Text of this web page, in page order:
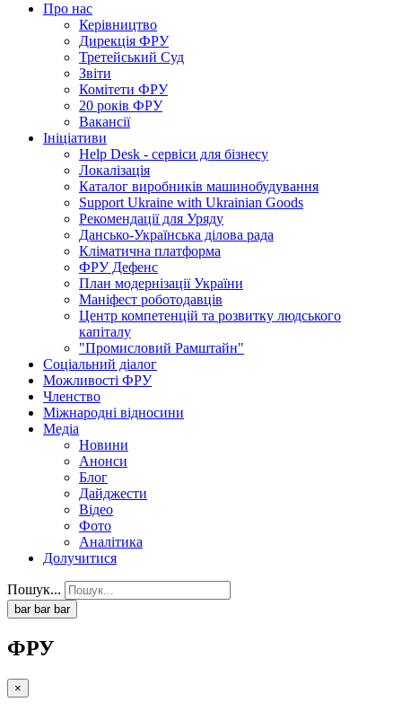
Про нас
Керівництво
Дирекція ФРУ
Третейський Суд
Звіти
Комітети ФРУ
20 років ФРУ
Вакансії
Ініціативи
Help Desk - сервіси для бізнесу
Локалізація
Каталог виробників машинобудування
Support Ukraine with Ukrainian Goods
Рекомендації для Уряду
Дансько-Українська ділова рада
Кліматична платформа
ФРУ Дефенс
План модернізації України
Маніфест роботодавців
Центр компетенцій та розвитку людського
капіталу
"Промисловий Рамштайн"
Соціальний діалог
Можливості ФРУ
Членство
Міжнародні відносини
Медіа
Новини
Анонси
Блог
Дайджести
Відео
Фото
Аналітика
Долучитися
Пошук...
bar bar bar
ФРУ
×